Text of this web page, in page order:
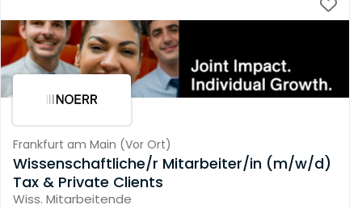
Frankfurt am Main (Vor Ort)
Wissenschaftliche/r Mitarbeiter/in (m/w/d)
Tax & Private Clients
Wiss. Mitarbeitende